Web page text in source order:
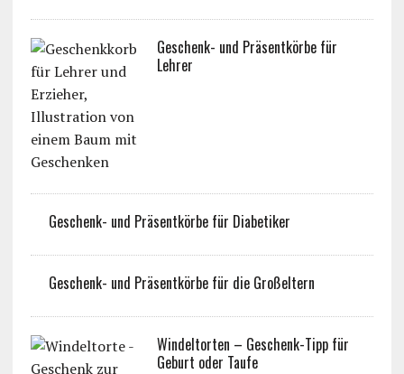
Geschenk- und Präsentkörbe für
Lehrer
Geschenk- und Präsentkörbe für Diabetiker
Geschenk- und Präsentkörbe für die Großeltern
Windeltorten – Geschenk-Tipp für
Geburt oder Taufe